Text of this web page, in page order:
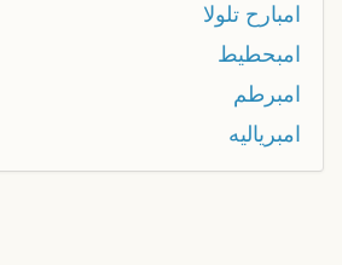
امبارح تلولا
امبحطيط
امبرطم
امبرياليه